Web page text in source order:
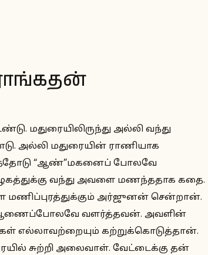
மதுரையிலிருந்து அல்லி வந்து
அல்லி மதுரையின் ராணியாக
“ஆண்”மகனைப் போலவே
வந்து அவளை மணந்ததாக கதை.
மணிப்புரத்துக்கும் அர்ஜுனன் சென்றான்.
வளர்த்தவன். அவளின்
எல்லாவற்றையும் கற்றுக்கொடுத்தான்.
சுற்றி அலைவாள். வேட்டைக்கு தன்